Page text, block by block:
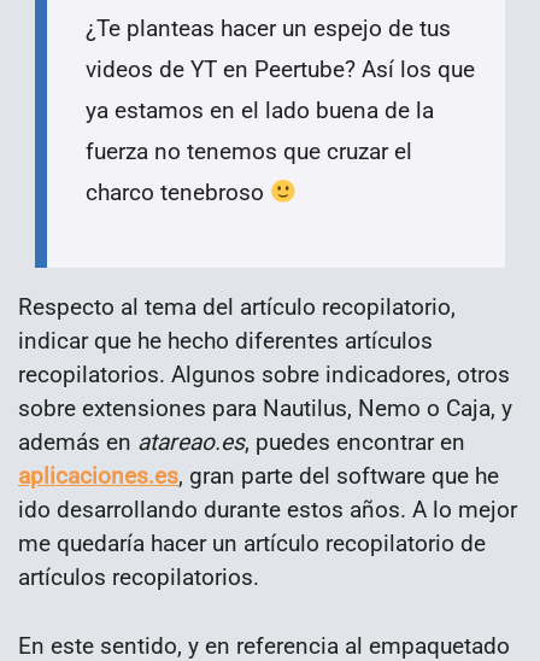
¿Te planteas hacer un espejo de tus
videos de YT en Peertube? Así los que
ya estamos en el lado buena de la
fuerza no tenemos que cruzar el
charco tenebroso
Respecto al tema del artículo recopilatorio,
indicar que he hecho diferentes artículos
recopilatorios. Algunos sobre indicadores, otros
sobre extensiones para Nautilus, Nemo o Caja, y
además en atareao.es, puedes encontrar en
aplicaciones.es, gran parte del software que he
ido desarrollando durante estos años. A lo mejor
me quedaría hacer un artículo recopilatorio de
artículos recopilatorios.
En este sentido, y en referencia al empaquetado